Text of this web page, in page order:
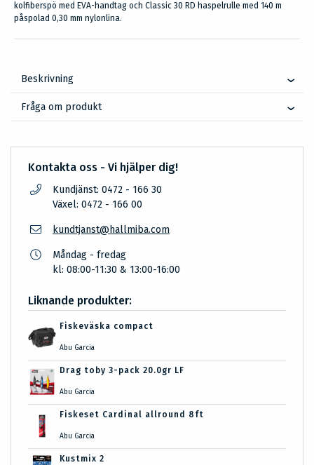
kolfiberspö med EVA-handtag och Classic 30 RD haspelrulle med 140 m
påspolad 0,30 mm nylonlina.
Beskrivning
Fråga om produkt
Kontakta oss - Vi hjälper dig!
Kundjänst: 0472 - 166 30
Växel: 0472 - 166 00
kundtjanst@hallmiba.com
Måndag - fredag
kl: 08:00-11:30 & 13:00-16:00
Liknande produkter:
Fiskeväska compact
Abu Garcia
Drag toby 3-pack 20.0gr LF
Abu Garcia
Fiskeset Cardinal allround 8ft
Abu Garcia
Kustmix 2